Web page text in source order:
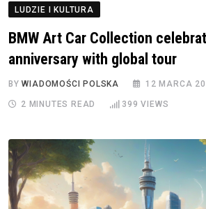
LUDZIE I KULTURA
BMW Art Car Collection
anniversary with global tour
BYWIADOMOŚCI POLSKA 12 MARCA
2 MINUTES READ 399 VIEWS